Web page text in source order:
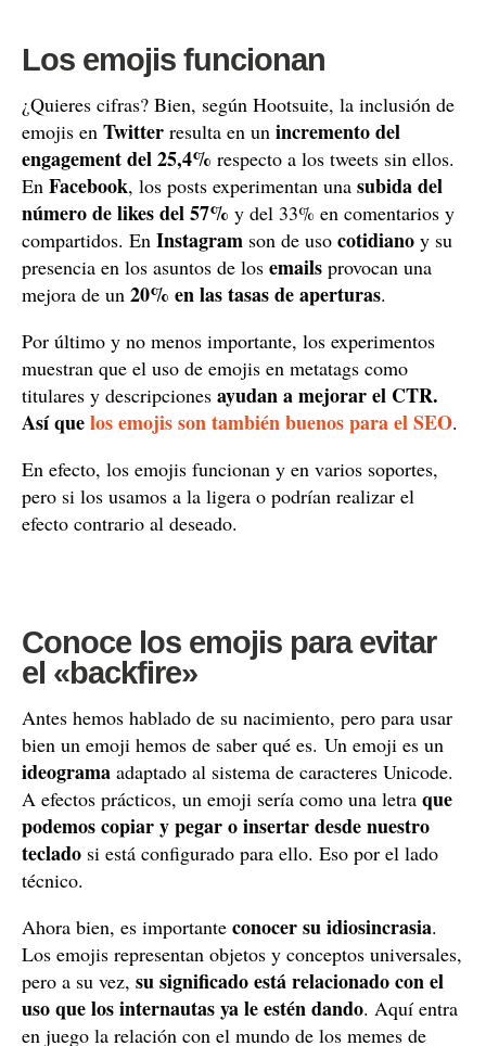
Los emojis funcionan
¿Quieres cifras? Bien, según Hootsuite, la inclusión de
emojis en Twitter resulta en un incremento del
engagement del 25,4% respecto a los tweets sin ellos.
En Facebook, los posts experimentan una subida del
número de likes del 57% y del 33% en comentarios y
compartidos. En Instagram son de uso cotidiano y su
presencia en los asuntos de los emails provocan una
mejora de un 20% en las tasas de aperturas.
Por último y no menos importante, los experimentos
muestran que el uso de emojis en metatags como
titulares y descripciones ayudan a mejorar el CTR.
Así quelos emojis son también buenos para el SEO.
En efecto, los emojis funcionan y en varios soportes,
pero si los usamos a la ligera o podrían realizar el
efecto contrario al deseado.
Conoce los emojis para evitar
el «backfire»
Antes hemos hablado de su nacimiento, pero para usar
bien un emoji hemos de saber qué es. Un emoji es un
ideograma adaptado al sistema de caracteres Unicode.
A efectos prácticos, un emoji sería como una letra que
podemos copiar y pegar o insertar desde nuestro
teclado si está configurado para ello. Eso por el lado
técnico.
Ahora bien, es importante conocer su idiosincrasia.
Los emojis representan objetos y conceptos universales,
pero a su vez, su significado está relacionado con el
uso que los internautas ya le estén dando. Aquí entra
en juego la relación con el mundo de los memes de